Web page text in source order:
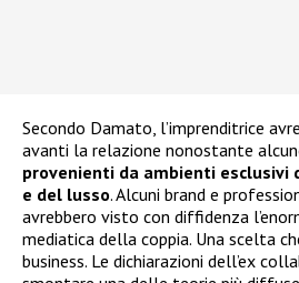
Secondo Damato, l’imprenditrice
avanti la relazione nonostante
provenienti da ambienti esclusivi
e del lusso. Alcuni brand e
avrebbero visto con diffidenza
mediatica della coppia. Una scelta
business. Le dichiarazioni dell’ex